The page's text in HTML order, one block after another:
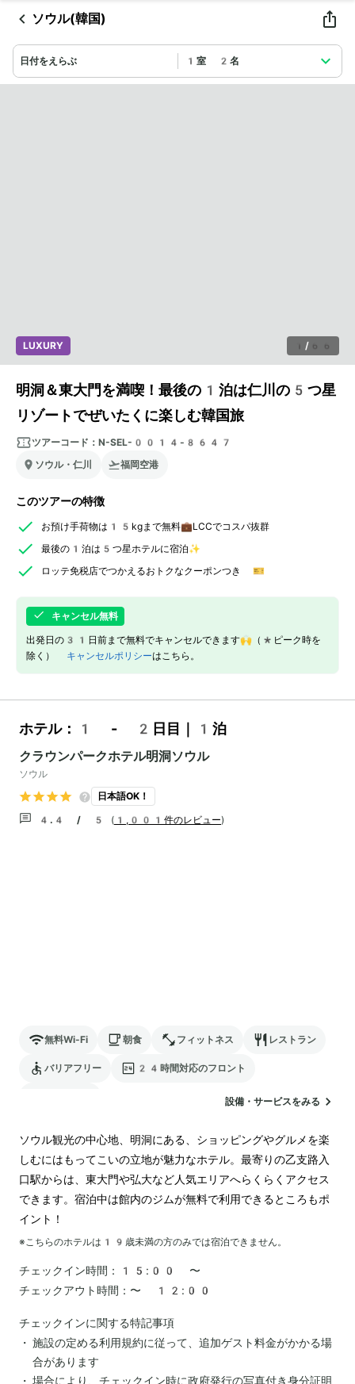
ソウル(韓国)
日付をえらぶ 1室 2名
1 / 66
LUXURY
明洞＆東大門を満喫！最後の1泊は仁川の5つ星
リゾートでぜいたくに楽しむ韓国旅
ツアーコード： N-SEL-0014-8647
ソウル・仁川
福岡空港
このツアーの特徴
お預け手荷物は15kgまで無料💼LCCでコスパ抜群
最後の1泊は5つ星ホテルに宿泊✨
ロッテ免税店でつかえるおトクなクーポンつき 🎫
キャンセル無料
出発日の31日前まで無料でキャンセルできます🙌（*ピーク時を
除く） キャンセルポリシーはこちら。
ホテル：1 - 2日目｜1泊
クラウンパークホテル明洞ソウル
ソウル
日本語OK！
4.4 / 5 ( 1,001件のレビュー)
無料Wi-Fi 朝食 フィットネス レストラン
バリアフリー 24時間対応のフロント
設備・サービスをみる
ソウル観光の中心地、明洞にある、ショッピングやグルメを楽
しむにはもってこいの立地が魅力なホテル。最寄りの乙支路入
口駅からは、東大門や弘大など人気エリアへらくらくアクセス
できます。宿泊中は館内のジムが無料で利用できるところもポ
イント！
※こちらのホテルは 19 歳未満の方のみでは宿泊できません。
チェックイン時間：
15:00 〜
チェックアウト時間： 〜 12:00
チェックインに関する特記事項
施設の定める利用規約に従って、追加ゲスト料金がかかる場
合があります
場合により、チェックイン時に政府発行の写真付き身分証明